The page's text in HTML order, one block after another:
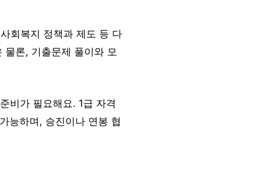
회복지 정책과 제도 등 다
물론, 기출문제 풀이와 모
비가 필요해요. 1급 자격
능하며, 승진이나 연봉 협